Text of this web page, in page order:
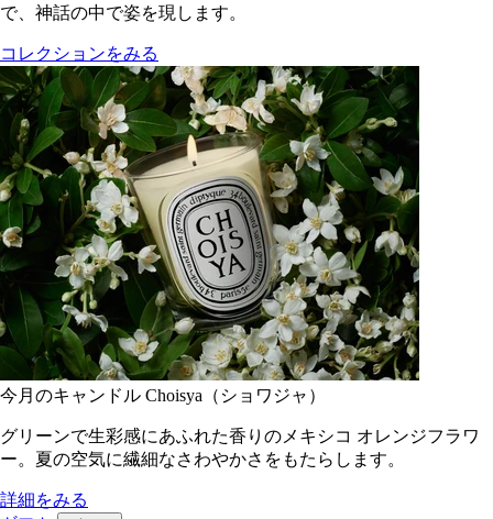
で、神話の中で姿を現します。
コレクションをみる
今月のキャンドル Choisya（ショワジャ）
グリーンで生彩感にあふれた香りのメキシコ オレンジフラワ
ー。夏の空気に繊細なさわやかさをもたらします。
詳細をみる